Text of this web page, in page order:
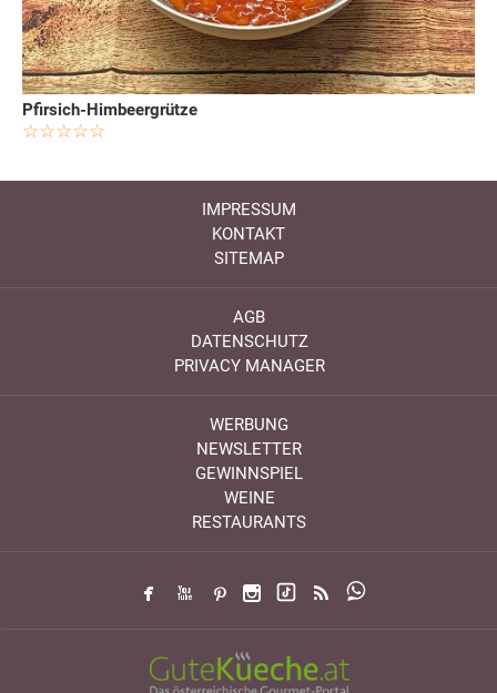
Pfirsich-Himbeergrütze
IMPRESSUM
KONTAKT
SITEMAP
AGB
DATENSCHUTZ
PRIVACY MANAGER
WERBUNG
NEWSLETTER
GEWINNSPIEL
WEINE
RESTAURANTS